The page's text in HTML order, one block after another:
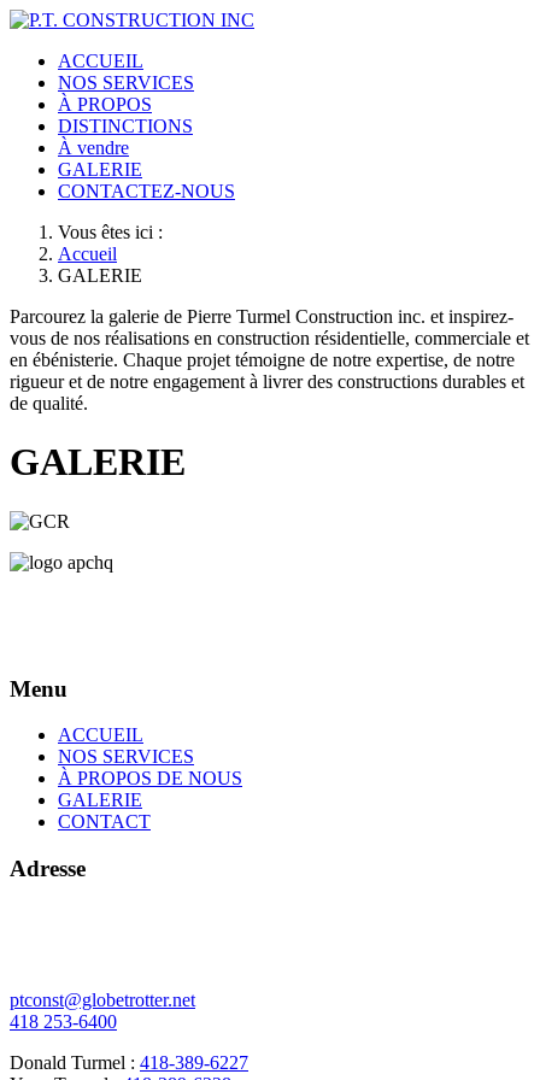
ACCUEIL
NOS SERVICES
À PROPOS
DISTINCTIONS
À vendre
GALERIE
CONTACTEZ-NOUS
Vous êtes ici :
Accueil
GALERIE
Parcourez la galerie de Pierre Turmel Construction inc. et inspirez-
vous de nos réalisations en construction résidentielle, commerciale et
en ébénisterie. Chaque projet témoigne de notre expertise, de notre
rigueur et de notre engagement à livrer des constructions durables et
de qualité.
GALERIE
Menu
ACCUEIL
NOS SERVICES
À PROPOS DE NOUS
GALERIE
CONTACT
Adresse
ptconst@globetrotter.net
418 253-6400
Donald Turmel : 418-389-6227